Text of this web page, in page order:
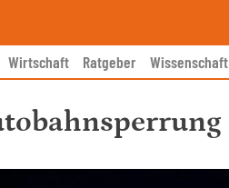
Wirtschaft Ratgeber Wissenschaft